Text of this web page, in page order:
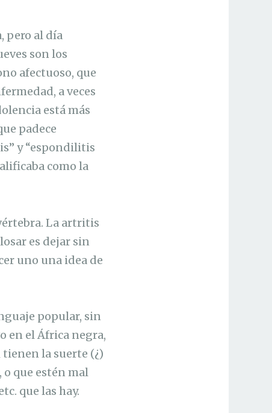
pero al día
son los
afectuoso, que
a veces
está más
padece
y “espondilitis
como la
La artritis
es dejar sin
uno una idea de
popular, sin
en el África negra,
tienen la suerte (¿)
o que estén mal
que las hay.